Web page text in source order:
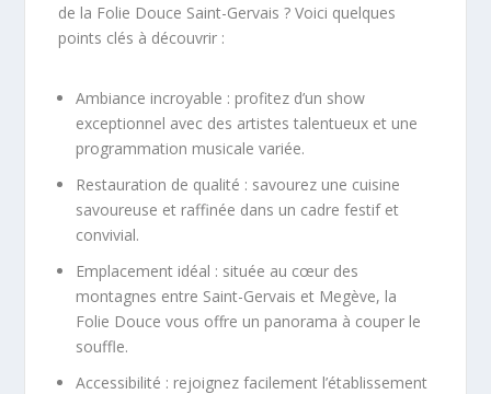
de la Folie Douce Saint-Gervais ? Voici quelques
points clés à découvrir :
Ambiance incroyable : profitez d’un show
exceptionnel avec des artistes talentueux et une
programmation musicale variée.
Restauration de qualité : savourez une cuisine
savoureuse et raffinée dans un cadre festif et
convivial.
Emplacement idéal : située au cœur des
montagnes entre Saint-Gervais et Megève, la
Folie Douce vous offre un panorama à couper le
souffle.
Accessibilité : rejoignez facilement l’établissement